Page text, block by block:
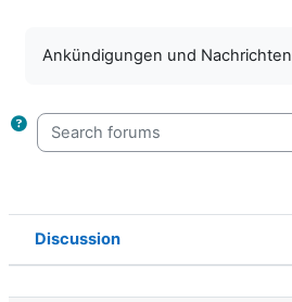
Ankündigungen und Nachrichten
Search forums
Status
Discussion